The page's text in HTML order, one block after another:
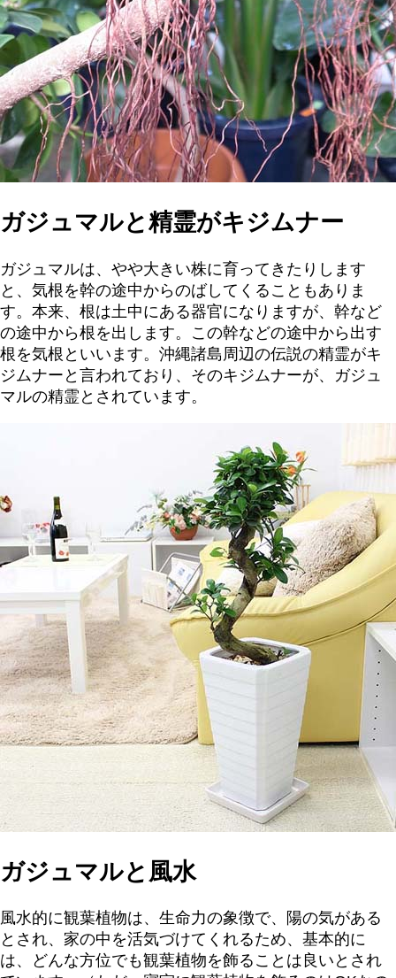
ガジュマルと精霊がキジムナー
ガジュマルは、やや大きい株に育ってきたりします
と、気根を幹の途中からのばしてくることもありま
す。本来、根は土中にある器官になりますが、幹など
の途中から根を出します。この幹などの途中から出す
根を気根といいます。沖縄諸島周辺の伝説の精霊がキ
ジムナーと言われており、そのキジムナーが、ガジュ
マルの精霊とされています。
ガジュマルと風水
風水的に観葉植物は、生命力の象徴で、陽の気がある
とされ、家の中を活気づけてくれるため、基本的に
は、どんな方位でも観葉植物を飾ることは良いとされ